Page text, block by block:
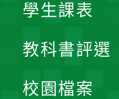
學生課表
教科書評選
校園檔案